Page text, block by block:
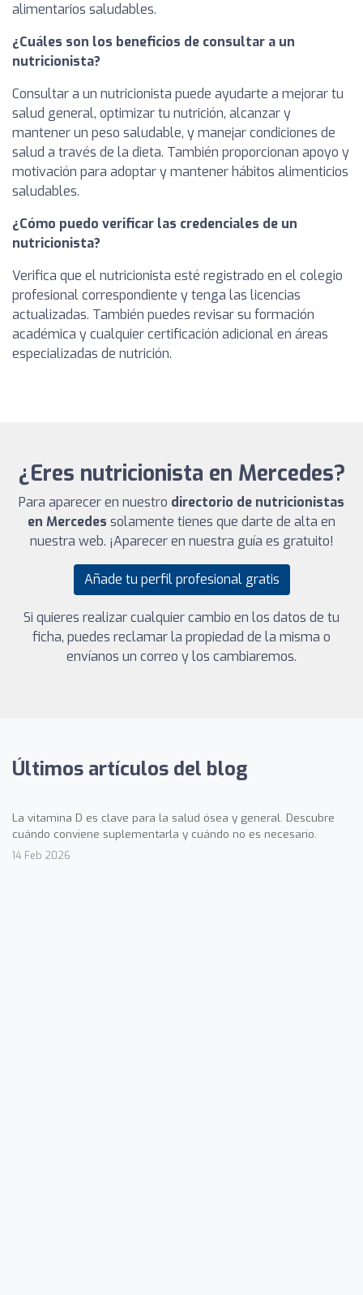
alimentarios saludables.
¿Cuáles son los beneficios de consultar a un
nutricionista?
Consultar a un nutricionista puede ayudarte a mejorar tu
salud general, optimizar tu nutrición, alcanzar y
mantener un peso saludable, y manejar condiciones de
salud a través de la dieta. También proporcionan apoyo y
motivación para adoptar y mantener hábitos alimenticios
saludables.
¿Cómo puedo verificar las credenciales de un
nutricionista?
Verifica que el nutricionista esté registrado en el colegio
profesional correspondiente y tenga las licencias
actualizadas. También puedes revisar su formación
académica y cualquier certificación adicional en áreas
especializadas de nutrición.
¿Eres nutricionista en Mercedes?
Para aparecer en nuestro directorio de nutricionistas
en Mercedes solamente tienes que darte de alta en
nuestra web. ¡Aparecer en nuestra guía es gratuito!
Añade tu perfil profesional gratis
Si quieres realizar cualquier cambio en los datos de tu
ficha, puedes reclamar la propiedad de la misma o
envíanos un correo y los cambiaremos.
Últimos artículos del blog
La vitamina D es clave para la salud ósea y general. Descubre
cuándo conviene suplementarla y cuándo no es necesario.
14 Feb 2026